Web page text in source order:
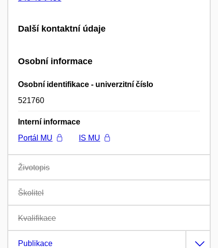
Další kontaktní údaje
Osobní informace
Osobní identifikace - univerzitní číslo
521760
Interní informace
Portál MU
IS MU
Životopis
Školitel
Kvalifikace
Publikace